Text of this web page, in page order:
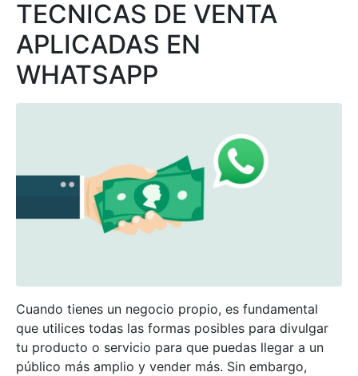
TECNICAS DE VENTA
APLICADAS EN
WHATSAPP
Cuando tienes un negocio propio, es fundamental
que utilices todas las formas posibles para divulgar
tu producto o servicio para que puedas llegar a un
público más amplio y vender más. Sin embargo,